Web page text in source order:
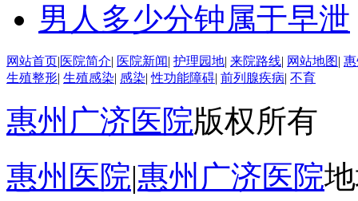
男人多少分钟属于早泄
网站首页|医院简介| 医院新闻| 护理园地| 来院路线| 网站地图|
生殖整形| 生殖感染| 感染|性功能障碍| 前列腺疾病| 不育
惠州广济医院版权所有
惠州医院|惠州广济医院